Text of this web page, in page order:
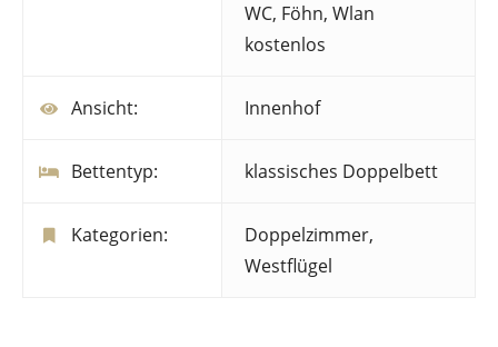
WC, Föhn, Wlan
kostenlos
Ansicht: Innenhof
Bettentyp: klassisches Doppelbett
Kategorien: Doppelzimmer,
Westflügel